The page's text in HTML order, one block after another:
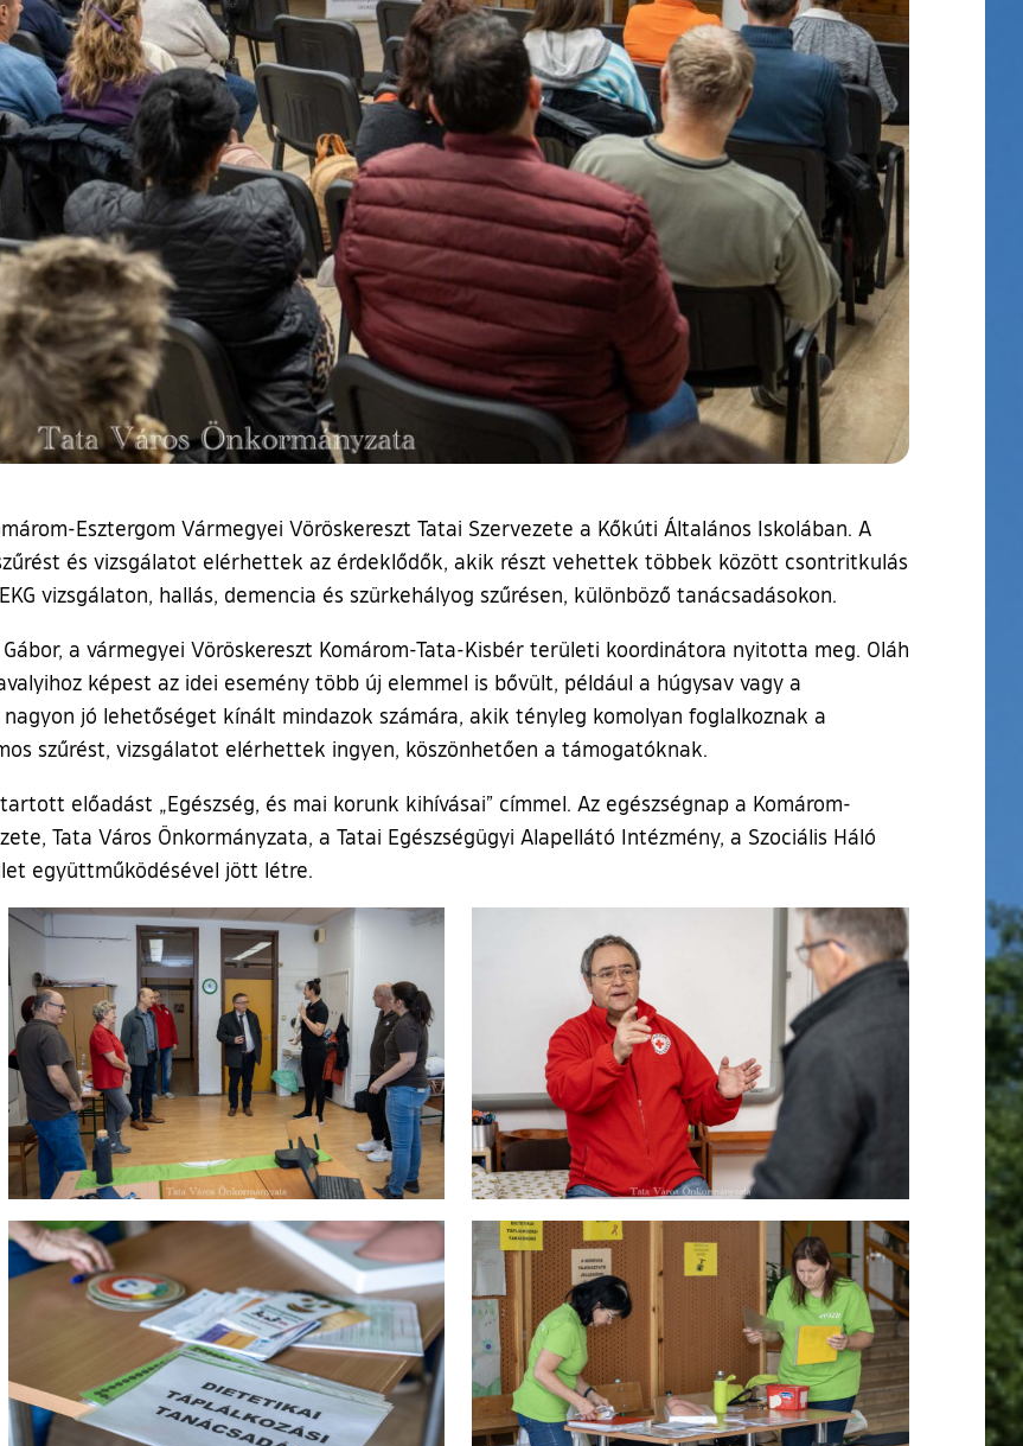
Esztergom Vármegyei Vöröskereszt Tatai Szervezete a Kőkúti Általános Iskolában. A
és vizsgálatot elérhettek az érdeklődők, akik részt vehettek többek között csontritkulás
vizsgálaton, hallás, demencia és szürkehályog szűrésen, különböző tanácsadásokon.
a vármegyei Vöröskereszt Komárom-Tata-Kisbér területi koordinátora nyitotta meg. Oláh
képest az idei esemény több új elemmel is bővült, például a húgysav vagy a
jó lehetőséget kínált mindazok számára, akik tényleg komolyan foglalkoznak a
szűrést, vizsgálatot elérhettek ingyen, köszönhetően a támogatóknak.
előadást „Egészség, és mai korunk kihívásai” címmel. Az egészségnap a Komárom-
Tata Város Önkormányzata, a Tatai Egészségügyi Alapellátó Intézmény, a Szociális Háló
együttműködésével jött létre.